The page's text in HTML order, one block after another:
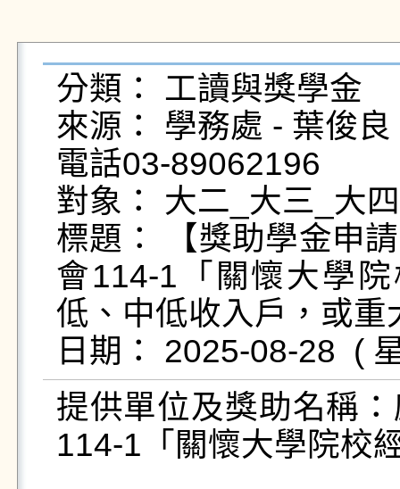
分類： 工讀與獎學金
來源： 學務處 - 葉俊
電話03-89062196
對象： 大二_大三_大
標題： 【獎助學金申
會114-1「關懷大學
低、中低收入戶，或重
提供單位及獎助名稱
114-1「關懷大學院校